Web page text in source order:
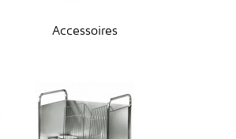
Accessoires